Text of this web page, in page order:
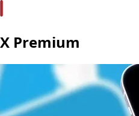
X Premium